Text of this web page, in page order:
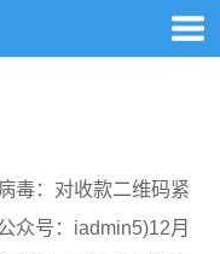
毒：对收款二维码紧
众号：iadmin5)12月